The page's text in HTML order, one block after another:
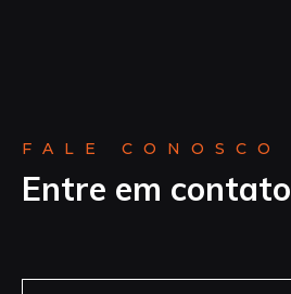
FALE CONOSCO
Entre em contato